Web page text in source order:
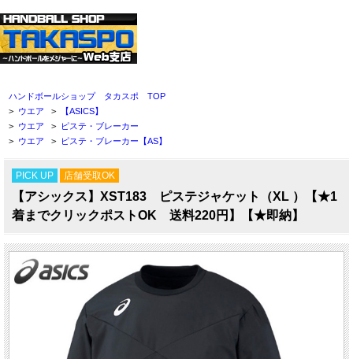
ハンドボールショップ タカスポ TOP
> ウエア > 【ASICS】
> ウエア > ピステ・ブレーカー
> ウエア > ピステ・ブレーカー【AS】
PICK UP 店舗受取OK
【アシックス】XST183 ピステジャケット（XL ）【★1
着までクリックポストOK 送料220円】【★即納】